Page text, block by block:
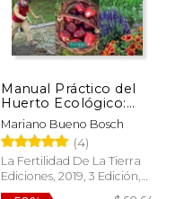
50%
dcto. $
Manual Práctico del
Huerto Ecológico:
Huertos Familiares,
Huertos Escolares,
Huertos Urbanos: 8
(Guías Para la
Fertilidad de la Tierra)
Mariano Bueno Bosch
(4)
La Fertilidad De La Tierra
Ediciones, 2019, 3 Edición,
Tapa Blanda, Nuevo